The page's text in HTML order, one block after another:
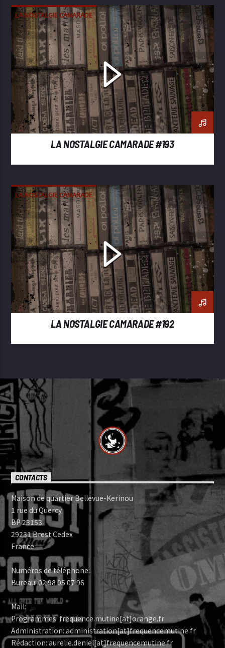
LA NOSTALGIE CAMARADE
LA NOSTALGIE CAMARADE #193
LA NOSTALGIE CAMARADE
LA NOSTALGIE CAMARADE #192
CONTACTS
Maison de quartier Bellevue-Kerinou
1 rue du Quercy
BP 23153
29231 Brest Cedex
France
Numéros de téléphone:
Bureau: 02 98 05 07 96
Mail:
Programmes: frequence.mutine[at]orange.fr
Administration: administration[at]frequencemutine.fr
Rédaction: aurelie.deniel[at]frequencemutine.fr